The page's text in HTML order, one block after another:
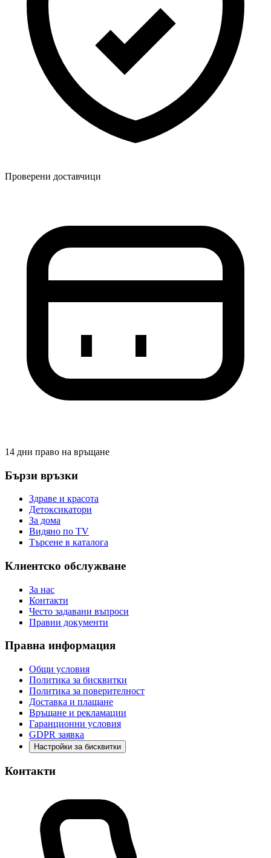
Проверени доставчици
14 дни право на връщане
Бързи връзки
Здраве и красота
Детоксикатори
За дома
Видяно по TV
Търсене в каталога
Клиентско обслужване
За нас
Контакти
Често задавани въпроси
Правни документи
Правна информация
Общи условия
Политика за бисквитки
Политика за поверителност
Доставка и плащане
Връщане и рекламации
Гаранционни условия
GDPR заявка
Настройки за бисквитки
Контакти